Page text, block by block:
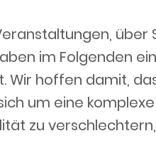
über
im Folgenden
hoffen damit,
um eine
zu